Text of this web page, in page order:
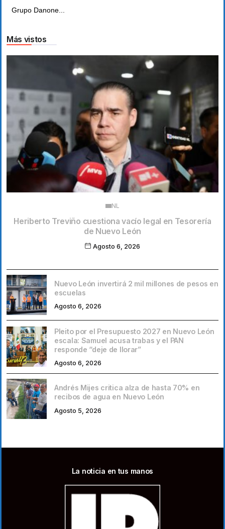
Grupo Danone...
Más vistos
NL
Heriberto Treviño cuestiona vacío legal en Tesorería
de Nuevo León
Agosto 6, 2026
Nuevo León invertirá 2 mil millones de pesos en
escuelas
Agosto 6, 2026
Pleito por el Presupuesto 2027 en Nuevo León
escala: Samuel acusa trabas y el PAN
responde “deje de llorar”
Agosto 6, 2026
Andrés Mijes critica alza de hasta 70% en
recibos de agua en Nuevo León
Agosto 5, 2026
La noticia en tus manos